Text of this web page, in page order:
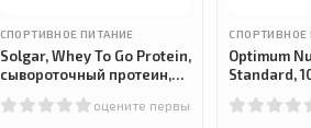
СПОРТИВНОЕ ПИТАНИЕ
Solgar, Whey To Go Protein,
сывороточный протеин,
оцените первым
СПОРТИВНОЕ
Optimum
Standard,
Whey